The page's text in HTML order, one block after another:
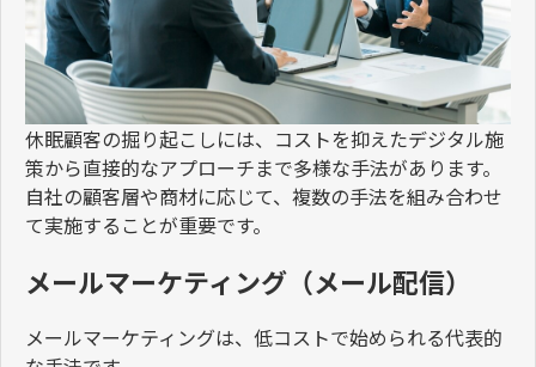
休眠顧客の掘り起こしには、コストを抑えたデジタル施
策から直接的なアプローチまで多様な手法があります。
自社の顧客層や商材に応じて、複数の手法を組み合わせ
て実施することが重要です。
メールマーケティング（メール配信）
メールマーケティングは、低コストで始められる代表的